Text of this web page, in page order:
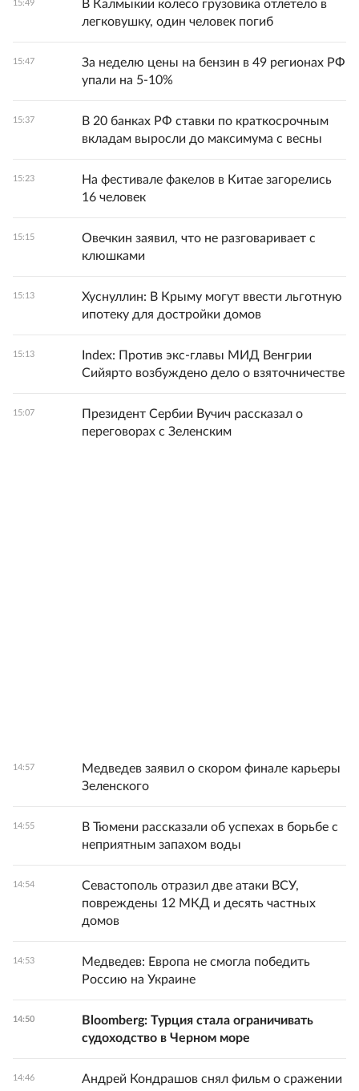
15:49
В Калмыкии колесо грузовика отлетело в
легковушку, один человек погиб
15:47
За неделю цены на бензин в 49 регионах РФ
упали на 5-10%
15:37
В 20 банках РФ ставки по краткосрочным
вкладам выросли до максимума с весны
15:23
На фестивале факелов в Китае загорелись
16 человек
15:15
Овечкин заявил, что не разговаривает с
клюшками
15:13
Хуснуллин: В Крыму могут ввести льготную
ипотеку для достройки домов
15:13
Index: Против экс-главы МИД Венгрии
Сийярто возбуждено дело о взяточничестве
15:07
Президент Сербии Вучич рассказал о
переговорах с Зеленским
14:57
Медведев заявил о скором финале карьеры
Зеленского
14:55
В Тюмени рассказали об успехах в борьбе с
неприятным запахом воды
14:54
Севастополь отразил две атаки ВСУ,
повреждены 12 МКД и десять частных
домов
14:53
Медведев: Европа не смогла победить
Россию на Украине
14:50
Bloomberg: Турция стала ограничивать
судоходство в Черном море
14:46
Андрей Кондрашов снял фильм о сражении